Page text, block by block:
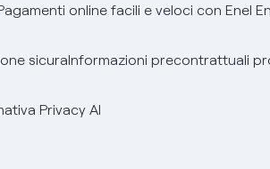
online facili e veloci con Enel
sicuraInformazioni precontrattuali
Privacy AI